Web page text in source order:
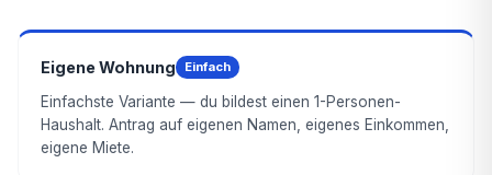
Eigene Wohnung Einfach
Einfachste Variante — du bildest einen 1-Personen-
Haushalt. Antrag auf eigenen Namen, eigenes Einkommen,
eigene Miete.